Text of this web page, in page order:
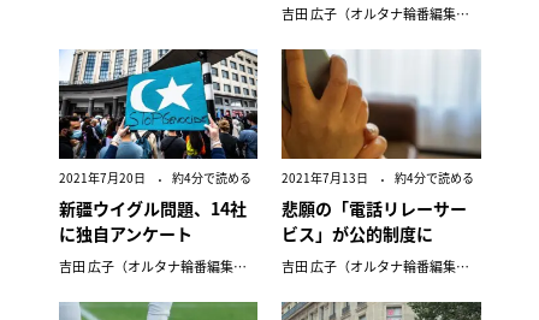
吉田 広子（オルタナ輪番編集長）
2021年7月20日 約4分で読める
新疆ウイグル問題、14社
に独自アンケート
吉田 広子（オルタナ輪番編集長）
2021年7月13日 約4分で読める
悲願の「電話リレーサー
ビス」が公的制度に
吉田 広子（オルタナ輪番編集長）